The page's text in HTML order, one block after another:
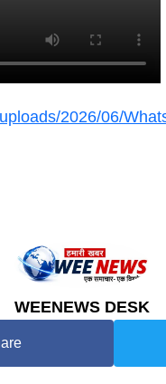
2026/06/
WEENEWS DESK